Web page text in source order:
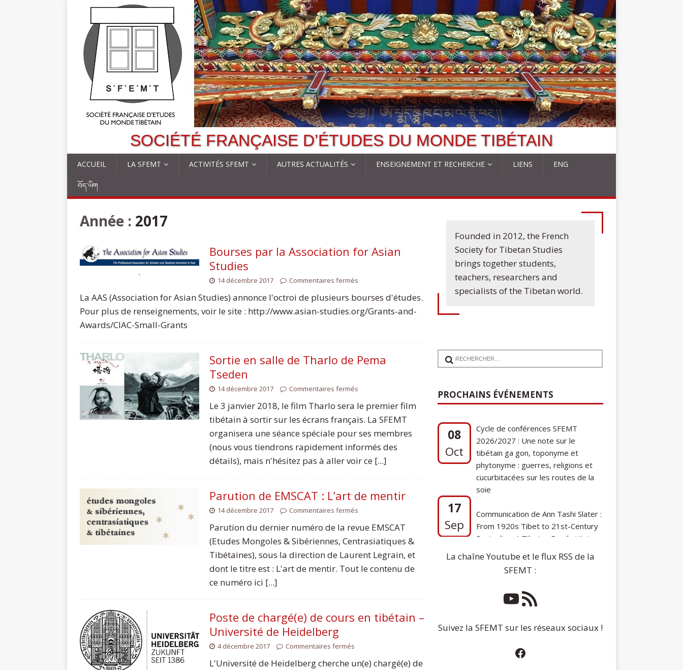
SOCIÉTÉ FRANÇAISE D’ÉTUDES DU MONDE TIBÉTAIN
ACCUEIL LA SFEMT ACTIVITÉS SFEMT AUTRES ACTUALITÉS ENSEIGNEMENT ET RECHERCHE LIENS ENG
བོད་ཡིག
Année : 2017
Bourses par la Association for Asian
Studies
14 décembre 2017 Commentaires fermés
La AAS (Association for Asian Studies) annonce l'octroi de plusieurs bourses d'études.
Pour plus de renseignements, voir le site : http://www.asian-studies.org/Grants-and-
Awards/CIAC-Small-Grants
Sortie en salle de Tharlo de Pema
Tseden
14 décembre 2017 Commentaires fermés
Le 3 janvier 2018, le film Tharlo sera le premier film
tibétain à sortir sur les écrans français. La SFEMT
organisera une séance spéciale pour ses membres
(nous vous tiendrons rapidement informés des
détails), mais n'hésitez pas à aller voir ce [...]
Parution de EMSCAT : L’art de mentir
14 décembre 2017 Commentaires fermés
Parution du dernier numéro de la revue EMSCAT
(Etudes Mongoles & Sibériennes, Centrasiatiques &
Tibétaines), sous la direction de Laurent Legrain, et
dont le titre est : L'art de mentir. Tout le contenu de
ce numéro ici [...]
Poste de chargé(e) de cours en tibétain –
Université de Heidelberg
4 décembre 2017 Commentaires fermés
L'Université de Heidelberg cherche un(e) chargé(e) de
Founded in 2012, the French
Society for Tibetan Studies
brings together students,
teachers, researchers and
specialists of the Tibetan world.
PROCHAINS ÉVÉNEMENTS
08
Oct
2026/2027 : Une note sur le
tibétain ga gon, toponyme et
phytonyme : guerres, religions et
cucurbitacées sur les routes de la
soie
17
Sep
From 1920s Tibet to 21st-Century
Darjeeling: A Tibetan Family History
La chaîne Youtube et le flux RSS de la
SFEMT :
Suivez la SFEMT sur les réseaux sociaux !